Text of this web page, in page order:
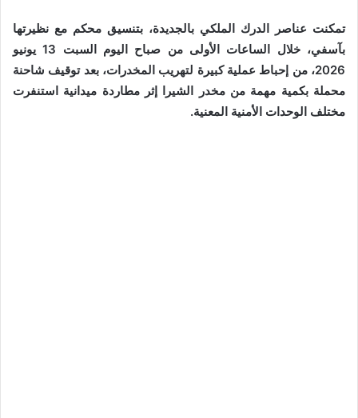
تمكنت عناصر الدرك الملكي بالجديدة، بتنسيق محكم مع نظيرتها
بآسفي، خلال الساعات الأولى من صباح اليوم السبت 13 يونيو
2026، من إحباط عملية كبيرة لتهريب المخدرات، بعد توقيف شاحنة
محملة بكمية مهمة من مخدر الشيرا إثر مطاردة ميدانية استنفرت
مختلف الوحدات الأمنية المعنية.